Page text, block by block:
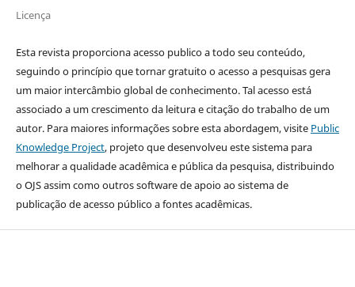
Licença
Esta revista proporciona acesso publico a todo seu conteúdo,
seguindo o princípio que tornar gratuito o acesso a pesquisas gera
um maior intercâmbio global de conhecimento. Tal acesso está
associado a um crescimento da leitura e citação do trabalho de um
autor. Para maiores informações sobre esta abordagem, visite Public
Knowledge Project, projeto que desenvolveu este sistema para
melhorar a qualidade acadêmica e pública da pesquisa, distribuindo
o OJS assim como outros software de apoio ao sistema de
publicação de acesso público a fontes acadêmicas.